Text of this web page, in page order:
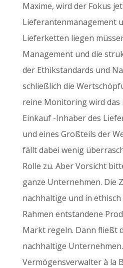
Maxime, wird der Fokus
Lieferantenmanagement
Lieferketten liegen
Management und die
der Ethikstandards und
schließlich die
reine Monitoring wird das
Einkauf -Inhaber des
und eines Großteils der
fällt dabei wenig
Rolle zu. Aber Vorsicht
ganze Unternehmen. Die
nachhaltige und in
Rahmen entstandene
Markt regeln. Dann fließt
nachhaltige Unternehmen.
Vermögensverwalter à la